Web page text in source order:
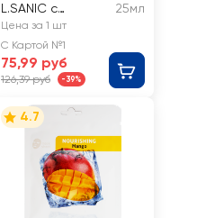
L.SANIC с
AHA/BHA
кислотами для
очищения пор
25мл
Цена за 1 шт
С Картой №1
75,99 руб
126,39 руб -39%
4.7